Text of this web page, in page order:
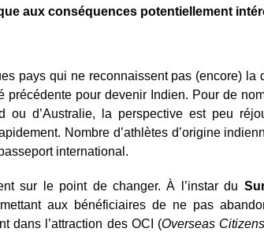
aux conséquences potentiellement
pays qui ne reconnaissent pas (encore) la
précédente pour devenir Indien. Pour de
ou d’Australie, la perspective est peu
Nombre d’athlètes d’origine
international.
sur le point de changer. À l’instar du
aux bénéficiaires de ne pas
dans l’attraction des OCI (Overseas